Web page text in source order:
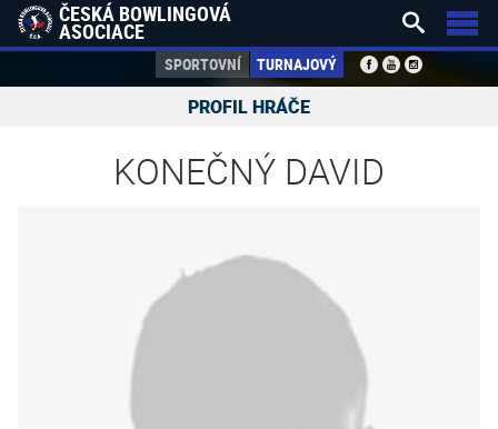
ČESKÁ BOWLINGOVÁ
ASOCIACE
SPORTOVNÍ TURNAJOVÝ
 
PROFIL HRÁČE
KONEČNÝ DAVID